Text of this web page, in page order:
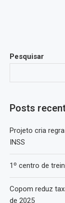
Pesquisar
Posts
Projeto cria
INSS
1º centro de
Copom reduz
de 2025